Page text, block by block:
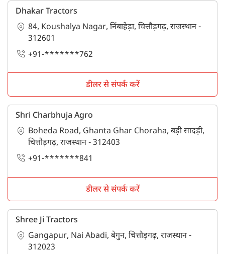
Dhakar Tractors
84, Koushalya Nagar, निंबाहेड़ा, चित्तौड़गढ़, राजस्थान -
312601
+91-*******762
डीलर से संपर्क करें
Shri Charbhuja Agro
Boheda Road, Ghanta Ghar Choraha, बड़ी सादड़ी,
चित्तौड़गढ़, राजस्थान - 312403
+91-*******841
डीलर से संपर्क करें
Shree Ji Tractors
Gangapur, Nai Abadi, बेगुन, चित्तौड़गढ़, राजस्थान -
312023